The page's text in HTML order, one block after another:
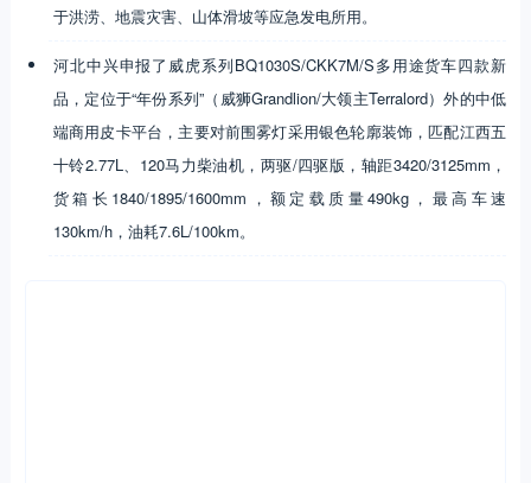
于洪涝、地震灾害、山体滑坡等应急发电所用。
河北中兴申报了威虎系列BQ1030S/CKK7M/S多用途货车四款新
品，定位于“年份系列”（威狮Grandlion/大领主Terralord）外的中低
端商用皮卡平台，主要对前围雾灯采用银色轮廓装饰，匹配江西五
十铃2.77L、120马力柴油机，两驱/四驱版，轴距3420/3125mm，
货箱长1840/1895/1600mm，额定载质量490kg，最高车速
130km/h，油耗7.6L/100km。